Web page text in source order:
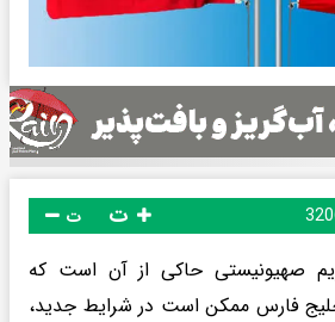
ت
صهیونیستی حاکی از آن است که
فارس ممکن است در شرایط جدید،